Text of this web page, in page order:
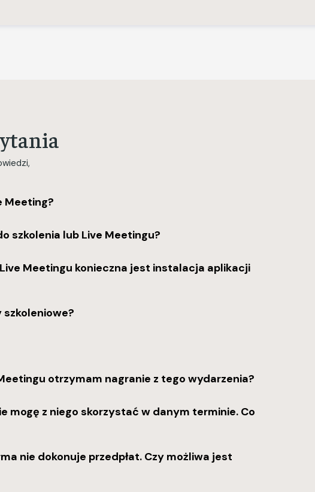
Meeting?
szkolenia lub Live Meetingu?
Meetingu konieczna jest instalacja aplikacji
otrzymam nagranie z tego wydarzenia?
mogę z niego skorzystać w danym terminie. Co
nie dokonuje przedpłat. Czy możliwa jest